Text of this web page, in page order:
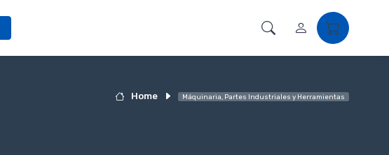
Home Máquinaria, Partes Industriales y Herramientas